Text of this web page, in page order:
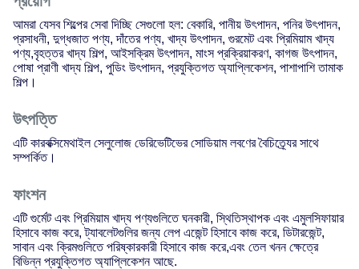
আমরা যেসব শিল্পের সেবা দিচ্ছি সেগুলো হল: বেকারি, পানীয় উৎপাদন, পনির উৎপাদন,
প্রসাধনী, দুগ্ধজাত পণ্য, দাঁতের পণ্য, খাদ্য উৎপাদন, গুরমেট এবং প্রিমিয়াম খাদ্য
পণ্য,বৃহত্তর খাদ্য শিল্প, আইসক্রিম উৎপাদন, মাংস প্রক্রিয়াকরণ, কাগজ উৎপাদন,
পোষা প্রাণী খাদ্য শিল্প, পুডিং উৎপাদন, প্রযুক্তিগত অ্যাপ্লিকেশন, পাশাপাশি তামাক
শিল্প।
উৎপত্তি
এটি কারবক্সিমেথাইল সেলুলোজ ডেরিভেটিভের সোডিয়াম লবণের বৈচিত্র্যের সাথে
সম্পর্কিত।
ফাংশন
এটি গুর্মেট এবং প্রিমিয়াম খাদ্য পণ্যগুলিতে ঘনকারী, স্থিতিস্থাপক এবং এমুলসিফায়ার
হিসাবে কাজ করে, ট্যাবলেটগুলির জন্য লেপ এজেন্ট হিসাবে কাজ করে, ডিটারজেন্ট,
সাবান এবং ক্রিমগুলিতে পরিষ্কারকারী হিসাবে কাজ করে,এবং তেল খনন ক্ষেত্রে
বিভিন্ন প্রযুক্তিগত অ্যাপ্লিকেশন আছে.